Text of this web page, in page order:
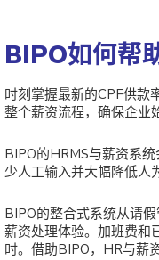
BIPO如何帮
时刻掌握最新的CPF供款
整个薪资流程，确保企业
BIPO的HRMS与薪资系
少人工输入并大幅降低人
BIPO的整合式系统从请
薪资处理体验。加班费和
时。借助BIPO，HR与薪